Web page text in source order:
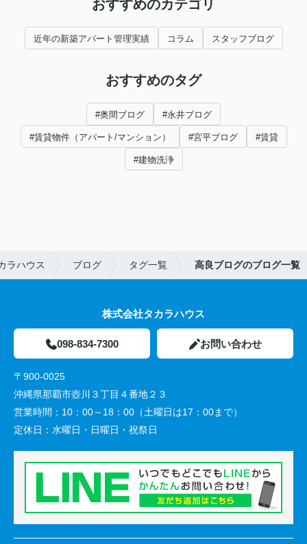
おすすめのカテゴリ
近年の新築アパート管理実績 コラム スタッフブログ
おすすめのタグ
#奥間ブログ #永井ブログ
#賃貸物件（アパート/マンション） #宮平ブログ #賃貸
#建物洗浄
ラハウス ブログ タグ一覧 高良ブログのブログ一覧
株式会社タカラハウス
098-834-7300 お問い合わせ
〒900-0025
沖縄県那覇市壺川３丁目４番地２３
営業時間： 10：00～18：00（土曜日は17：00まで）
定休日： 水曜日・日曜日・祝祭日